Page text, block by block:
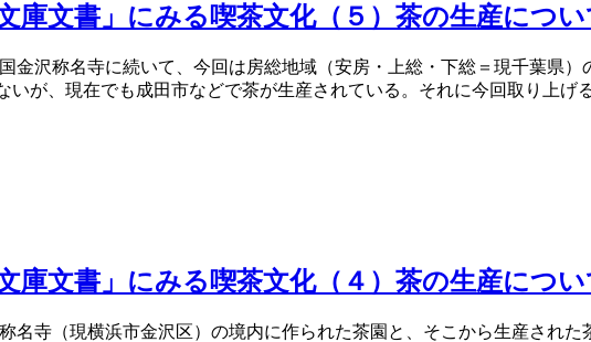
文書」にみる喫茶文化（５）茶の生産につ
金沢称名寺に続いて、今回は房総地域（安房・上総・下総＝現千葉県
いが、現在でも成田市などで茶が生産されている。それに今回取り上
文書」にみる喫茶文化（４）茶の生産につ
名寺（現横浜市金沢区）の境内に作られた茶園と、そこから生産され